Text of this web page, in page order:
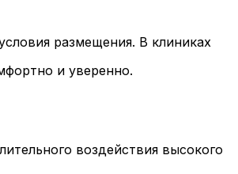
размещения. В клиниках
и уверенно.
воздействия высокого